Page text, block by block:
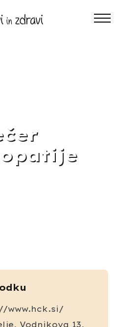
www.hck.si/
Vodnikova 13,